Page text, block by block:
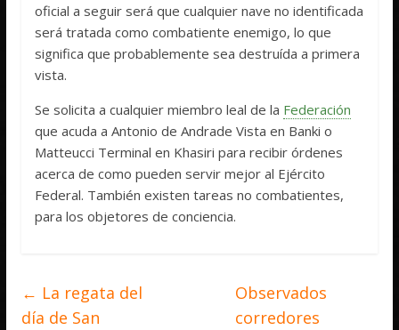
oficial a seguir será que cualquier nave no identificada
será tratada como combatiente enemigo, lo que
significa que probablemente sea destruída a primera
vista.
Se solicita a cualquier miembro leal de la Federación
que acuda a Antonio de Andrade Vista en Banki o
Matteucci Terminal en Khasiri para recibir órdenes
acerca de como pueden servir mejor al Ejército
Federal. También existen tareas no combatientes,
para los objetores de conciencia.
← La regata del
día de San
Observados
corredores